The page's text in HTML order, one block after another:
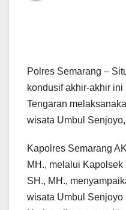
Polres Semarang –
kondusif akhir-akhir
Tengaran
wisata Umbul
Kapolres Semarang
MH., melalui
SH., MH.,
wisata Umbul Senjoyo